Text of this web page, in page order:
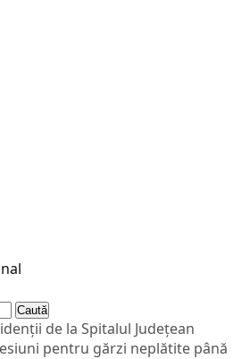
Caută
de la Spitalul Județean
pentru gărzi neplătite până